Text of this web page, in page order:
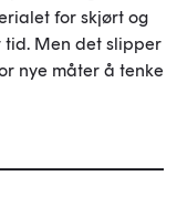
for skjørt og
tid. Men det slipper
nye måter å tenke